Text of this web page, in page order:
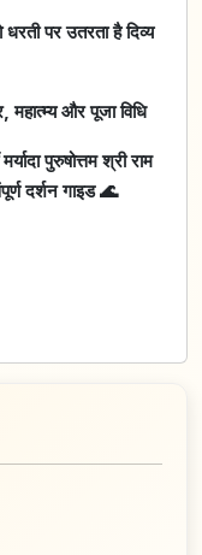
पर उतरता है दिव्य
और पूजा विधि
पुरुषोत्तम श्री राम
दर्शन गाइड 🌊